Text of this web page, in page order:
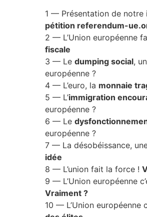
1 — Présentation de notre
pétition referendum-
2 — L’Union européenne
fiscale
3 — Le dumping social,
européenne ?
4 — L’euro, la monnaie
5 — L’immigration
européenne ?
6 — Le
européenne ?
7 — La désobéissance,
idée
8 — L’union fait la force !
9 — L’Union européenne
Vraiment ?
10 — L’Union européenne